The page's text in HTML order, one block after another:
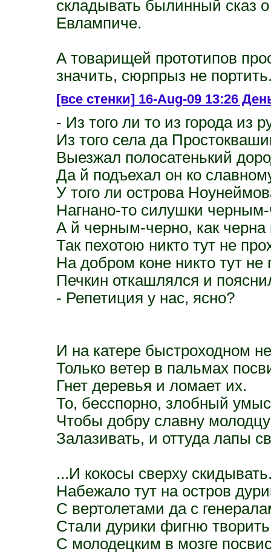
складывать былинный сказ
Евлампиче.
А товарищей прототипов
значить, сюрпрыз не
[все стенки]16-Aug-09 13:26
- Из того ли то из города из
Из того села да
Выезжал полосатенький
Да й подъехал он ко
У того ли острова
Нагнано-то силушки
А й черным-черно, как черна
Так пехотою никто тут не
На добром коне никто тут не
Печкин откашлялся и
- Репетиция у нас, ясно?
И на катере быстроходном
Только ветер в пальмах
Гнет деревья и ломает их.
То, бесспорно, злобный
Чтобы добру славну
Залазивать, и оттуда лапы
...И кокосы сверху
Набежало тут на остров
С вертолетами да с
Стали дурики фигню творить
С молодецким в мозге